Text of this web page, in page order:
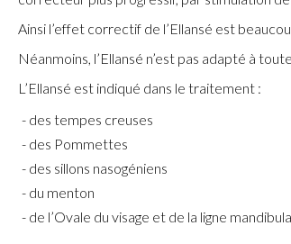
Ainsi l’effet correctif de l’Ellansé est
Néanmoins, l’Ellansé n’est pas adapté à
L’Ellansé est indiqué dans le traitement :
des tempes creuses
des Pommettes
des sillons nasogéniens
du menton
de l’Ovale du visage et de la ligne